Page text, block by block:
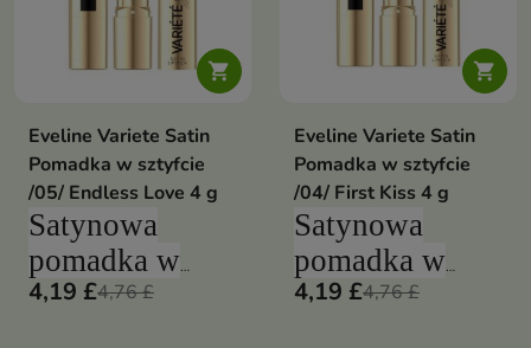
kosmetyku
pomadką
trudno będzie
się rozstać

Eveline Variete Satin
Pomadka w sztyfcie
/05/ Endless Love 4 g
Satynowa
pomadka w
sztyfcie to
4,19 £4,76 £

Eveline Variete Satin
Pomadka w sztyfcie
/04/ First Kiss 4 g
Satynowa
pomadka w
sztyfcie to
4,19 £4,76 £